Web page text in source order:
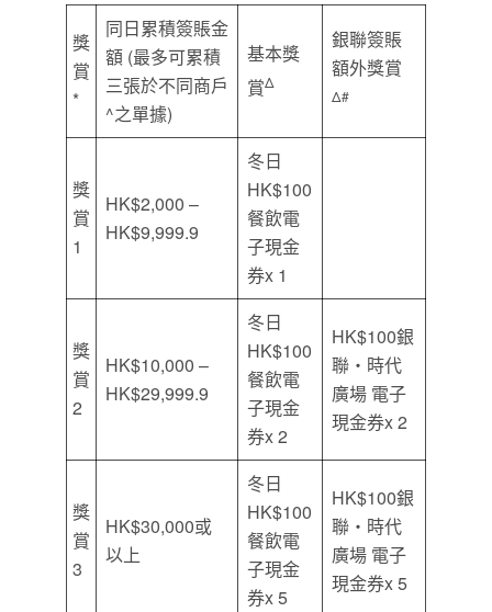
獎
賞
*
同日累積簽賬金
額 (最多可累積
三張於不同商戶
^之單據)
基本獎
賞Δ
銀聯簽賬
額外獎賞
Δ#
獎
賞
1
HK$2,000 –
HK$9,999.9
冬日
HK$100
餐飲電
子現金
券x 1
獎
賞
2
HK$10,000 –
HK$29,999.9
冬日
HK$100
餐飲電
子現金
券x 2
HK$100銀
聯‧時代
廣場 電子
現金券x 2
獎
賞
3
HK$30,000或
以上
冬日
HK$100
餐飲電
子現金
券x 5
HK$100銀
聯‧時代
廣場 電子
現金券x 5